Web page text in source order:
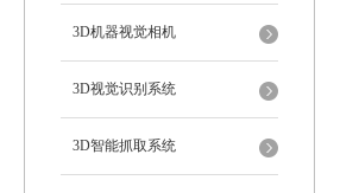
3D机器视觉相机
3D视觉识别系统
3D智能抓取系统